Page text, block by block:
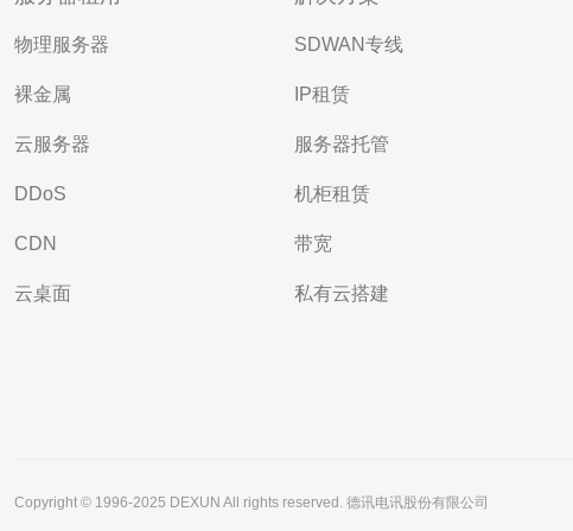
物理服务器
裸金属
云服务器
DDoS
CDN
云桌面
SDWAN专线
IP租赁
服务器托管
机柜租赁
带宽
私有云搭建
Copyright © 1996-2025 DEXUN All rights reserved. 德讯电讯股份有限公司